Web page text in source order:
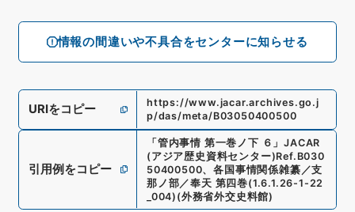
情報の間違いや不具合をセンターに知らせる
URIをコピー
https://www.jacar.archives.go.j
p/das/meta/B03050400500
引用例をコピー
「管内事情 第一巻ノ下 ６ 」JACAR
(アジア歴史資料センター)Ref. B030
50400500、各国事情関係雑纂／支
那ノ部／奉天 第四巻(1.6.1.26-1-22
_004) (外務省外交史料館)